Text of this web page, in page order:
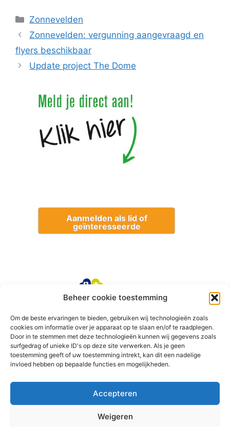
Beheer cookie toestemming
Om de beste ervaringen te bieden, gebruiken wij technologieën zoals
cookies om informatie over je apparaat op te slaan en/of te raadplegen.
Door in te stemmen met deze technologieën kunnen wij gegevens zoals
surfgedrag of unieke ID's op deze site verwerken. Als je geen
toestemming geeft of uw toestemming intrekt, kan dit een nadelige
invloed hebben op bepaalde functies en mogelijkheden.
Accepteren
Weigeren
Categorieën
Zonnevelden
Zonnevelden: vergunning aangevraagd en
flyers beschikbaar
Update project The Dome
Aanmelden als lid of
geïnteresseerde